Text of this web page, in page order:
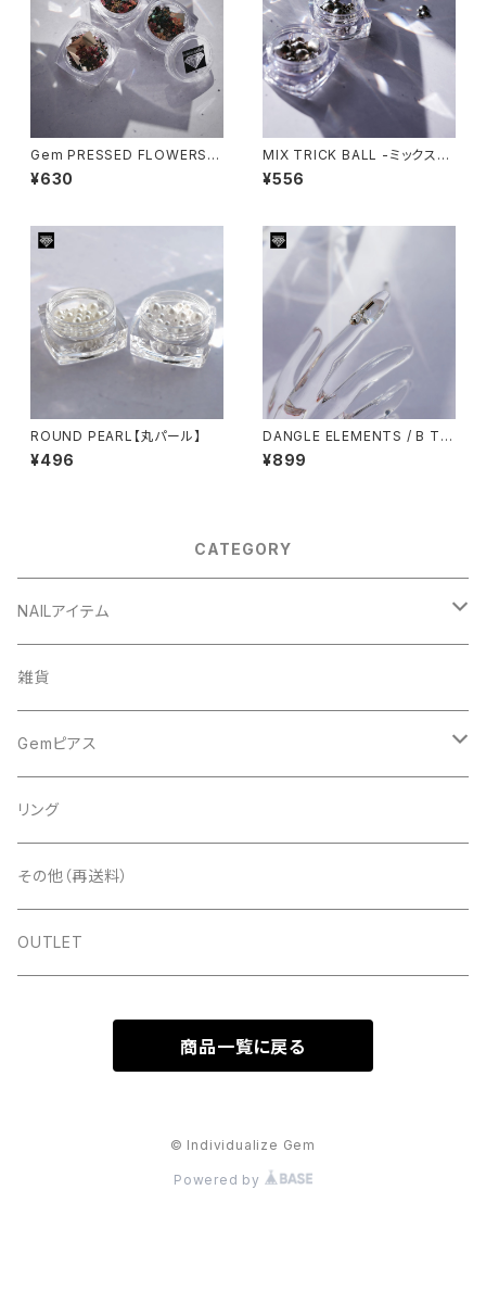
Gem PRESSED FLOWERS S
PIREA -コデマリ-
¥630
MIX TRICK BALL -ミックスト
リックボール-
¥556
ROUND PEARL【丸パール】
¥496
DANGLE ELEMENTS / B TY
PE【ダングルエレメンツ / B】
¥899
CATEGORY
NAILアイテム
アート
ドライフラワー
シェル
ネイルツール
ライト
ディスプレイ
雑貨
Gemピアス
シェルピアス
ゴールド
シルバー
パールピアス
ゴールド
リング
その他（再送料）
OUTLET
商品一覧に戻る
© Individualize Gem
Powered by